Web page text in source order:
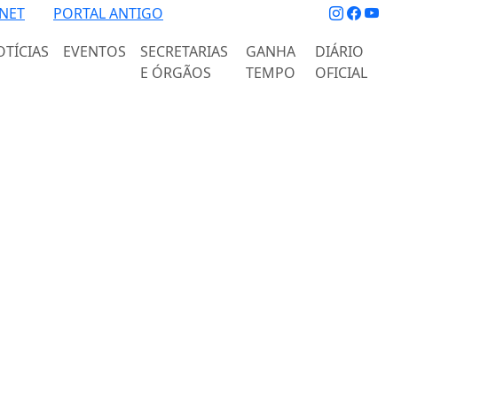
PORTAL ANTIGO
EVENTOS
SECRETARIAS
E ÓRGÃOS
GANHA
TEMPO
DIÁRIO
OFICIAL